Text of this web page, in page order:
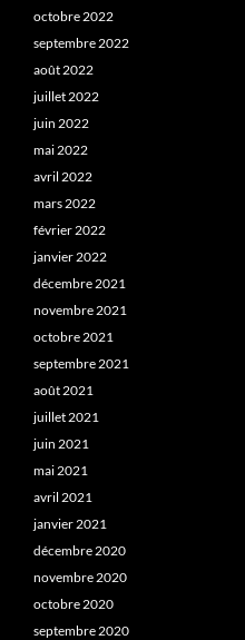
octobre 2022
septembre 2022
août 2022
juillet 2022
juin 2022
mai 2022
avril 2022
mars 2022
février 2022
janvier 2022
décembre 2021
novembre 2021
octobre 2021
septembre 2021
août 2021
juillet 2021
juin 2021
mai 2021
avril 2021
janvier 2021
décembre 2020
novembre 2020
octobre 2020
septembre 2020